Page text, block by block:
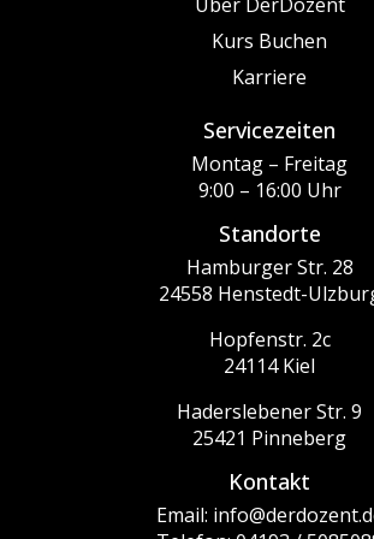
Kurs Buchen
Karriere
Servicezeiten
Montag – Freitag
9:00 – 16:00 Uhr
Standorte
Hamburger Str. 28
24558 Henstedt-
Hopfenstr. 2c
24114 Kiel
Haderslebener Str. 9
25421 Pinneberg
Kontakt
Email: